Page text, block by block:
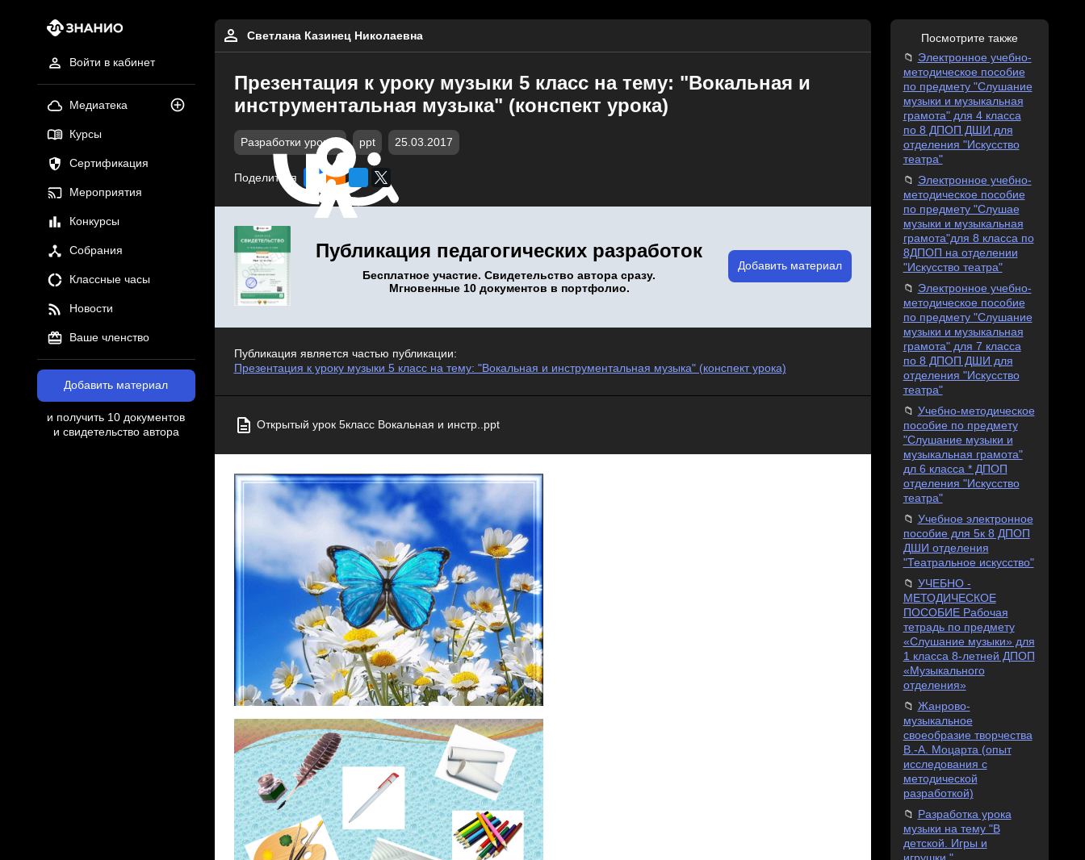
Войти в кабинет
Медиатека
Курсы
Сертификация
Мероприятия
Конкурсы
Собрания
Классные часы
Новости
Ваше членство
Добавить материал
и получить 10 документов
и свидетельство автора
Светлана Казинец Николаевна
Презентация к уроку музыки 5 класс на тему: "Вокальная и
инструментальная музыка" (конспект урока)
Разработки уроков ppt 25.03.2017
Поделиться
Публикация педагогических разработок
Бесплатное участие. Свидетельство автора сразу.
Мгновенные 10 документов в портфолио.
Добавить материал
Публикация является частью публикации:
Презентация к уроку музыки 5 класс на тему: "Вокальная и инструментальная музыка" (конспект урока)
Открытый урок 5класс Вокальная и инстр..ppt
Посмотрите также
Электронное учебно-
методическое пособие
по предмету "Слушание
музыки и музыкальная
грамота" для 4 класса
по 8 ДПОП ДШИ для
отделения "Искусство
театра"
Электронное учебно-
методическое пособие
по предмету "Слушае
музыки и музыкальная
грамота"для 8 класса по
8ДПОП на отделении
"Искусство театра"
Электронное учебно-
методическое пособие
по предмету "Слушание
музыки и музыкальная
грамота" для 7 класса
по 8 ДПОП ДШИ для
отделения "Искусство
театра"
Учебно-методическое
пособие по предмету
"Слушание музыки и
музыкальная грамота"
дл 6 класса * ДПОП
отделения "Искусство
театра"
Учебное электронное
пособие для 5к 8 ДПОП
ДШИ отделения
"Театральное искусство"
УЧЕБНО -
МЕТОДИЧЕСКОЕ
ПОСОБИЕ Рабочая
тетрадь по предмету
«Слушание музыки» для
1 класса 8-летней ДПОП
«Музыкального
отделения»
Жанрово-
музыкальное
своеобразие творчества
В.-А. Моцарта (опыт
исследования с
методической
разработкой)
Разработка урока
музыки на тему "В
детской. Игры и